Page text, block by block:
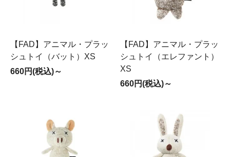
【FAD】アニマル・プラッ
シュトイ（バット）XS
660円(税込)～
【FAD】アニマル・プラッ
シュトイ（エレファント）
XS
660円(税込)～